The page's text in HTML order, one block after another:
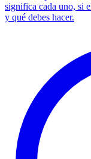
significa cada uno, si
y qué debes hacer.